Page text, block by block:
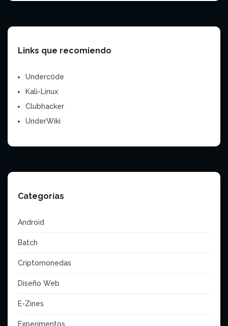
Links que recomiendo
Underc0de
Kali-Linux
Clubhacker
UnderWiki
Categorías
Android
Batch
Criptomonedas
Diseño Web
E-Zines
Experimentos